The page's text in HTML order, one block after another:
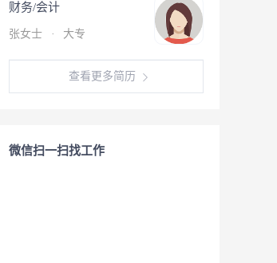
财务/会计
张女士 · 大专
查看更多简历
微信扫一扫找工作